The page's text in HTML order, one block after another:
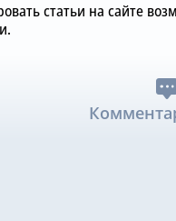
статьи на сайте